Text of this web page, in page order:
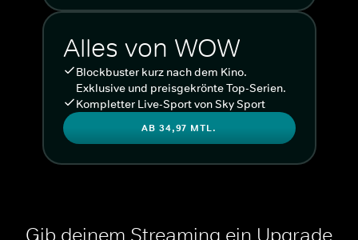
Alles von WOW
Blockbuster kurz nach dem Kino.
Exklusive und preisgekrönte Top-Serien.
Kompletter Live-Sport von Sky Sport
AB 34,97 MTL.
Gib deinem Streaming ein Upgrade